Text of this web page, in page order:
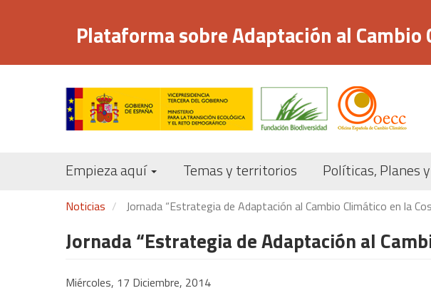
principal
Plataforma sobre Adaptación al Cambio
Empieza aquí Temas y territorios Políticas, Planes
Noticias Jornada “Estrategia de Adaptación al Cambio Climático en la
Jornada “Estrategia de Adaptación al
Miércoles, 17 Diciembre, 2014